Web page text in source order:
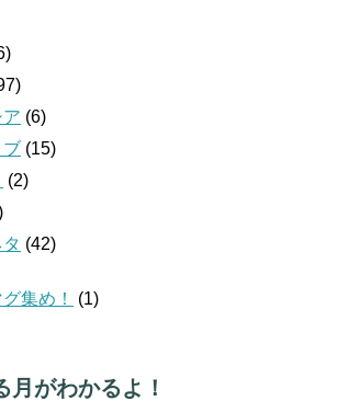
(6)
ブ (15)
(2)
(42)
集め！
(1)
月がわかるよ！